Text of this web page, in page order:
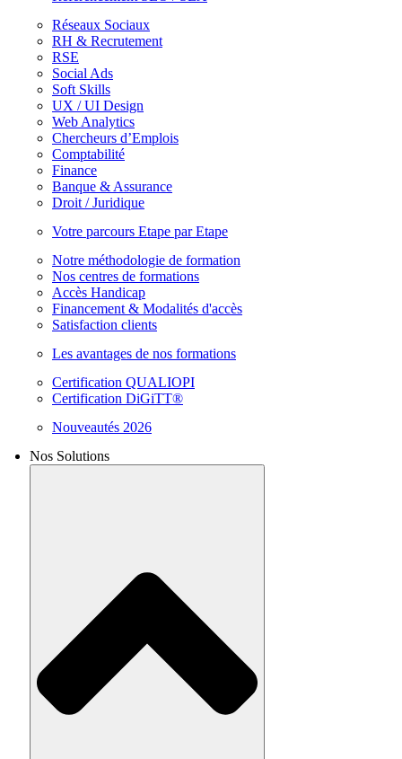
Réseaux Sociaux
RH & Recrutement
RSE
Social Ads
Soft Skills
UX / UI Design
Web Analytics
Chercheurs d’Emplois
Comptabilité
Finance
Banque & Assurance
Droit / Juridique
Votre parcours Etape par Etape
Notre méthodologie de formation
Nos centres de formations
Accès Handicap
Financement & Modalités d'accès
Satisfaction clients
Les avantages de nos formations
Certification QUALIOPI
Certification DiGiTT®
Nouveautés 2026
Nos Solutions